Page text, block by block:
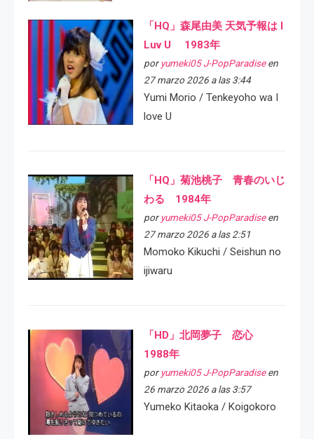
「HQ」森尾由美 天気予報は I
Luv U 1983年
por yumeki05 J-PopParadiseen
27 marzo 2026 a las 3:44
Yumi Morio / Tenkeyoho wa I
love U
「HQ」菊池桃子 青春のいじ
わる 1984年
por yumeki05 J-PopParadiseen
27 marzo 2026 a las 2:51
Momoko Kikuchi / Seishun no
ijiwaru
「HD」北岡夢子 恋心
1988年
por yumeki05 J-PopParadiseen
26 marzo 2026 a las 3:57
Yumeko Kitaoka / Koigokoro